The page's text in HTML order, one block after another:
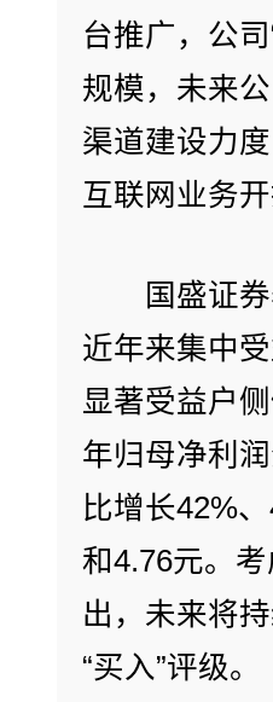
台推广，公
规模，未来
渠道建设力
互联网业务
国盛证券
近年来集中
显著受益户
年归母净利
比增长42%
和4.76元。
出，未来将
“买入”评级。